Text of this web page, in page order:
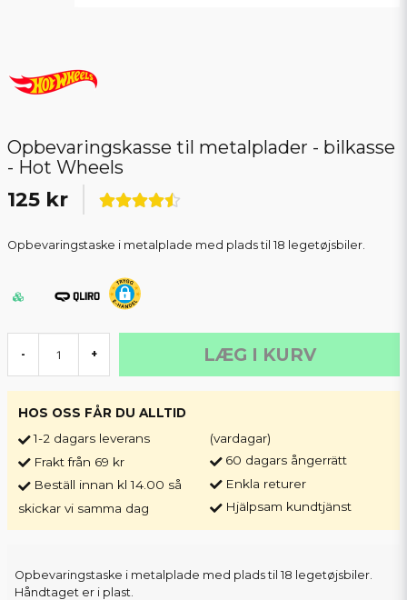
Opbevaringskasse til metalplader - bilkasse
- Hot Wheels
125 kr
Opbevaringstaske i metalplade med plads til 18 legetøjsbiler.
- + LÆG I KURV
HOS OSS FÅR DU ALLTID
1-2 dagars leverans
Frakt från 69 kr
Beställ innan kl 14.00 så
skickar vi samma dag
(vardagar)
60 dagars ångerrätt
Enkla returer
Hjälpsam kundtjänst
Opbevaringstaske i metalplade med plads til 18 legetøjsbiler.
Håndtaget er i plast.